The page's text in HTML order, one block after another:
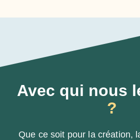
Avec qui nous
?
Que ce soit pour la création,